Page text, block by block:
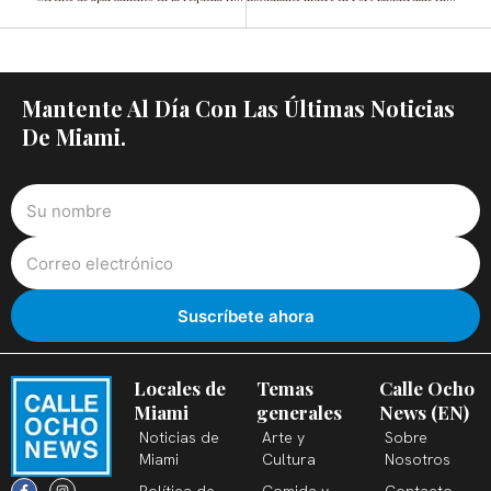
Mantente Al Día Con Las Últimas Noticias
De Miami.
F
I
X
Y
T
L
Locales de
Miami
Noticias de
Miami
Temas
generales
Arte y
Cultura
Calle Ocho
News (EN)
Sobre
Nosotros